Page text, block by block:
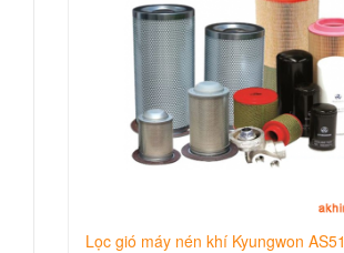
Lọc gió máy nén khí Kyungwon AS51